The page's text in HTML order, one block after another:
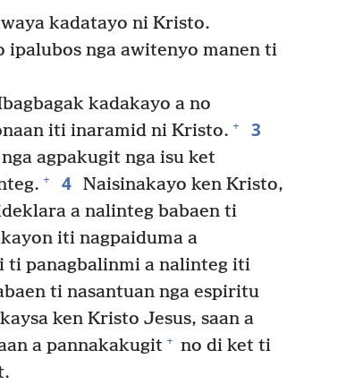
kadatayo ni Kristo.
ipalubos nga awitenyo manen ti
kadakayo a no
iti inaramid ni Kristo. + 3
agpakugit nga isu ket
+ 4 Naisinakayo ken Kristo,
a nalinteg babaen ti
iti nagpaiduma a
ti panagbalinmi a nalinteg iti
ti nasantuan nga espiritu
ken Kristo Jesus, saan a
a pannakakugit + no di ket ti